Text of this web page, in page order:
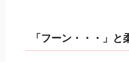
「フーン・・・」と